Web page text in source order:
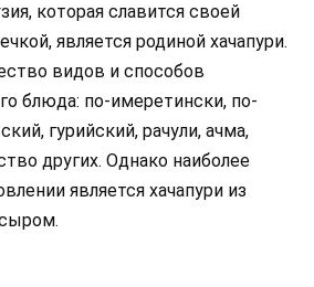
которая славится своей
является родиной хачапури.
видов и способов
блюда: по-имеретински, по-
гурийский, рачули, ачма,
других. Однако наиболее
является хачапури из